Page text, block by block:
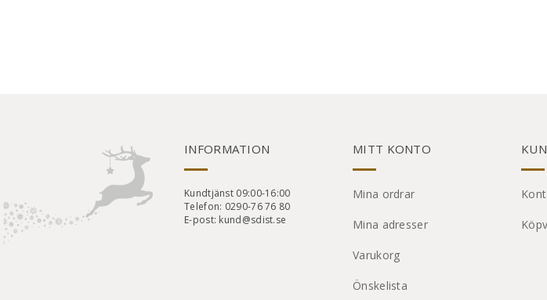
INFORMATION
Kundtjänst 09:00-16:00
Telefon: 0290-76 76 80
E-post: kund@sdist.se
MITT KONTO
Mina ordrar
Mina adresser
Varukorg
Önskelista